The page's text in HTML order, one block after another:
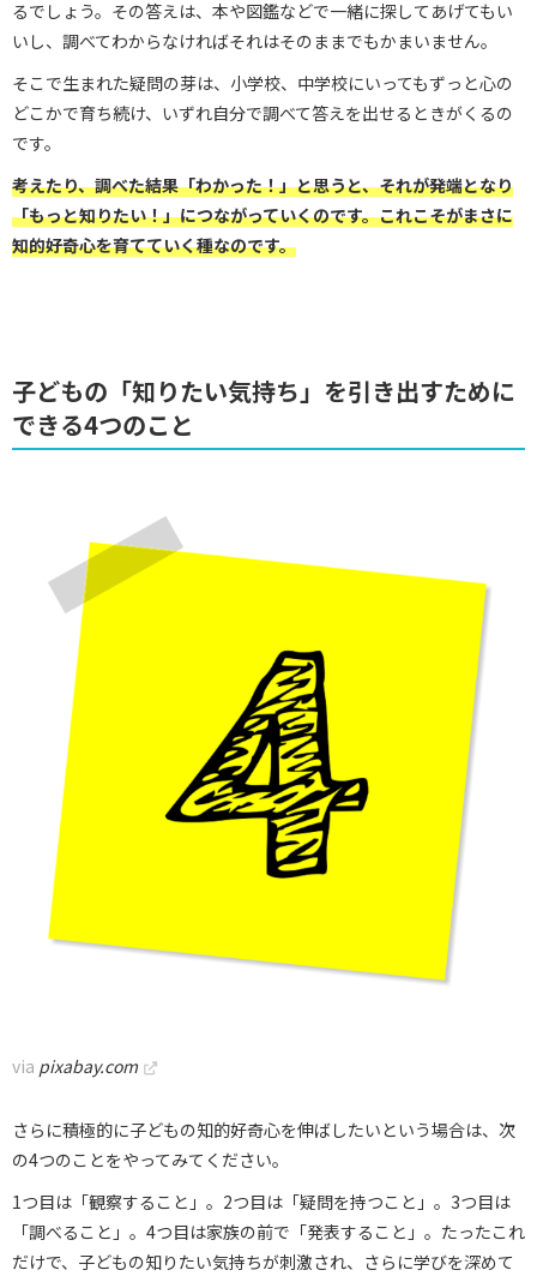
るでしょう。その答えは、本や図鑑などで一緒に探してあげてもい
いし、調べてわからなければそれはそのままでもかまいません。
そこで生まれた疑問の芽は、小学校、中学校にいってもずっと心の
どこかで育ち続け、いずれ自分で調べて答えを出せるときがくるの
です。
考えたり、調べた結果「わかった！」と思うと、それが発端となり
「もっと知りたい！」につながっていくのです。これこそがまさに
知的好奇心を育てていく種なのです。
子どもの「知りたい気持ち」を引き出すために
できる4つのこと
via pixabay.com
さらに積極的に子どもの知的好奇心を伸ばしたいという場合は、次
の4つのことをやってみてください。
1つ目は「観察すること」。2つ目は「疑問を持つこと」。3つ目は
「調べること」。4つ目は家族の前で「発表すること」。たったこれ
だけで、子どもの知りたい気持ちが刺激され、さらに学びを深めて